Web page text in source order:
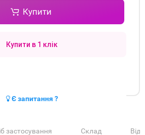
Купити
Купити в 1 клік
Є запитання ?
застосування Склад